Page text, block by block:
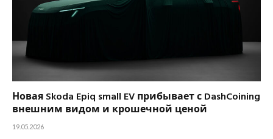
Новая Skoda Epiq small EV прибывает с DashCoining
внешним видом и крошечной ценой
19.05.2026